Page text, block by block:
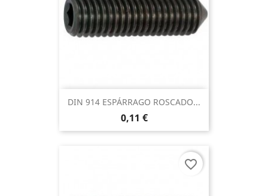
DIN 914 ESPÁRRAGO ROSCADO...
0,11 €
favorite_border